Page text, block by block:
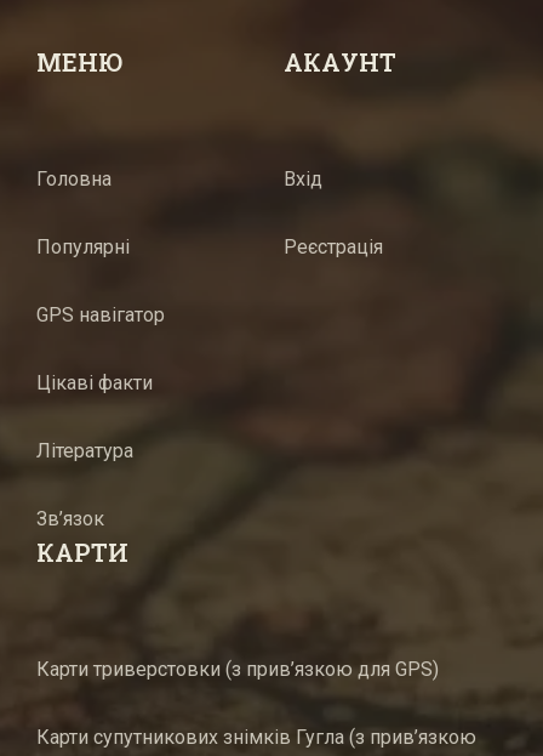
МЕНЮ
Головна
Популярні
GPS навігатор
Цікаві факти
Література
Зв’язок
АКАУНТ
Вхід
Реєстрація
КАРТИ
Карти триверстовки (з прив’язкою для GPS)
Карти супутникових знімків Гугла (з прив’язкою